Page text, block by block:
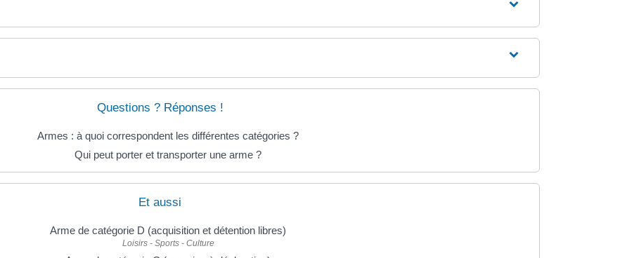
Questions ? Réponses !
Armes : à quoi correspondent les différentes catégories ?
Qui peut porter et transporter une arme ?
Et aussi
Arme de catégorie D (acquisition et détention libres)
Loisirs - Sports - Culture